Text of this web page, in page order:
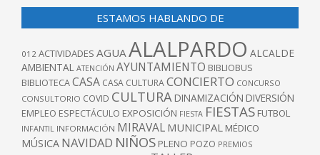
ESTAMOS HABLANDO DE
012 ACTIVIDADES AGUAALALPARDO ALCALDE
AMBIENTAL ATENCIÓN AYUNTAMIENTO BIBLIOBUS
BIBLIOTECACASA CASA CULTURACONCIERTO CONCURSO
CONSULTORIO COVID CULTURA DINAMIZACIÓN DIVERSIÓN
EMPLEO ESPECTÁCULO EXPOSICIÓN FIESTA FIESTAS FUTBOL
INFANTIL INFORMACIÓN MIRAVAL MUNICIPAL MÉDICO
MÚSICA NAVIDAD NIÑOS PLENO POZO PREMIOS